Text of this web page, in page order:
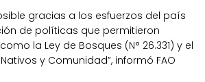
gracias a los esfuerzos del país
de políticas que permitieron
la Ley de Bosques (N° 26.331) y el
y Comunidad”, informó FAO